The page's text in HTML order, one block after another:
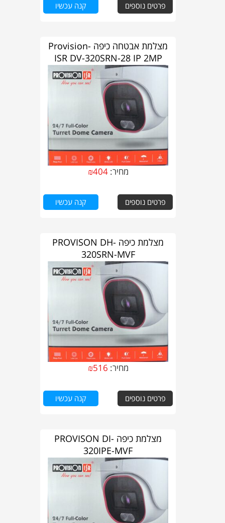
פרטים נוספים קנה עכשיו
מצלמת אבטחה כיפה Provision-
ISR DV-320SRN-28 IP 2MP
2.8mm Vandal-Proof
מחיר: ₪404
פרטים נוספים קנה עכשיו
מצלמת כיפה PROVISON DH-
320SRN-MVF
מחיר: ₪516
פרטים נוספים קנה עכשיו
מצלמת כיפה PROVISON DI-
320IPE-MVF